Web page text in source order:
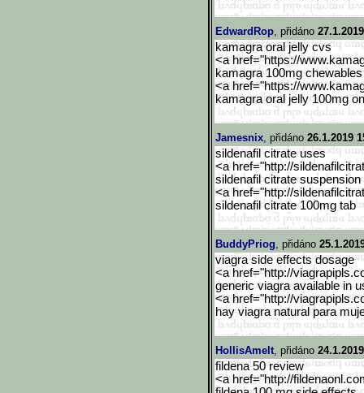
EdwardRop, přidáno
kamagra oral jelly cvs
<a href="https://
kamagra 100mg
<a href="https://
kamagra oral jelly 100mg
Jamesnix, přidáno 26.1.2019
sildenafil citrate uses
<a href="http://
sildenafil citrate
<a href="http://
sildenafil citrate 100mg tab
BuddyPriog, přidáno
viagra side effects dosage
<a href="http://
generic viagra available in
<a href="http://
hay viagra natural para
HollisAmelt, přidáno
fildena 50 review
<a href="http://